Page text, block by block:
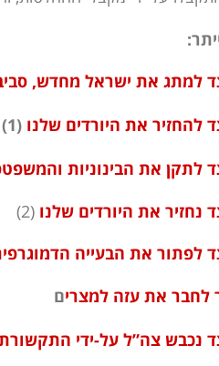
למתג את ישראל מחדש,
להחזיר את היורדים שלנו (1)
לתקן את הבינוניות
נחזיר את היורדים שלנו (2)
לפתור את הבעייה
לחבר את עזה למצרים
נכבש צה”ל על-ידי